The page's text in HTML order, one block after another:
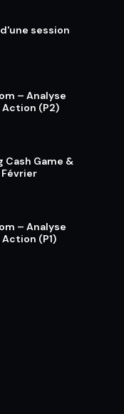
session
– Analyse
Action (P2)
Cash Game &
Février
– Analyse
Action (P1)